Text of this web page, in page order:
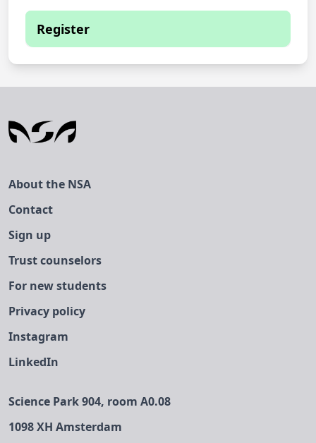
Register
About the NSA
Contact
Sign up
Trust counselors
For new students
Privacy policy
Instagram
LinkedIn
Science Park 904, room A0.08
1098 XH Amsterdam